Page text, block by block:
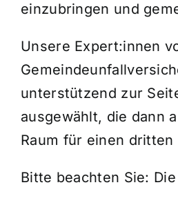
einzubringen und
Unsere Expert:innen
unterstützend zur
ausgewählt, die dann
Raum für einen
Bitte beachten Sie: